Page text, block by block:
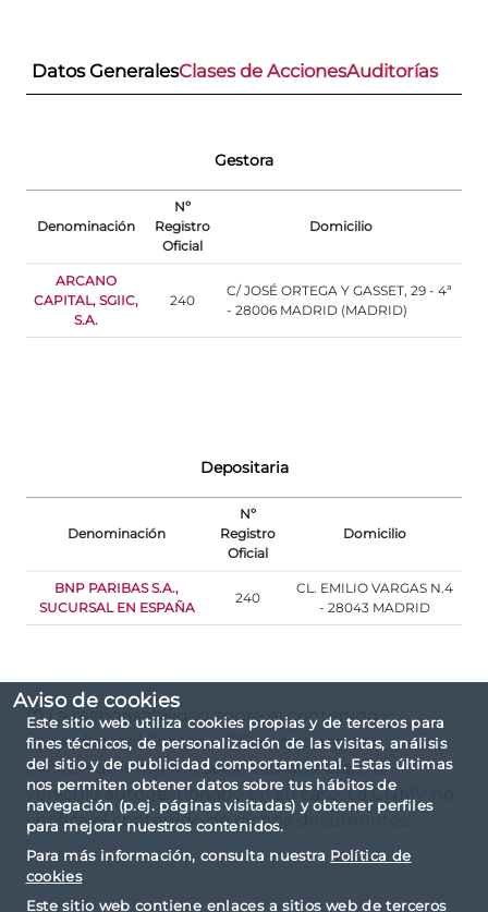
Aviso de cookies
Este sitio web utiliza cookies propias y de terceros para
fines técnicos, de personalización de las visitas, análisis
del sitio y de publicidad comportamental. Estas últimas
nos permiten obtener datos sobre tus hábitos de
navegación (p.ej. páginas visitadas) y obtener perfiles
para mejorar nuestros contenidos.
Para más información, consulta nuestra Política de
cookies
Este sitio web contiene enlaces a sitios web de terceros
Datos GeneralesClases de AccionesAuditorías
Gestora
Denominación
Nº
Registro
Oficial
Domicilio
ARCANO
CAPITAL, SGIIC,
S.A.
240
C/ JOSÉ ORTEGA Y GASSET, 29 - 4ª
- 28006 MADRID (MADRID)
Depositaria
Denominación
Nº
Registro
Oficial
Domicilio
BNP PARIBAS S.A.,
SUCURSAL EN ESPAÑA
240
CL. EMILIO VARGAS N.4
- 28043 MADRID
(*) La responsabilidad sobre el contenido y
veracidad del Folleto y DFI corresponde
exclusivamente a la sociedad gestora, o al
vehículo autogestionado en su caso. La CNMV no
verifica el contenido de dichos documentos.